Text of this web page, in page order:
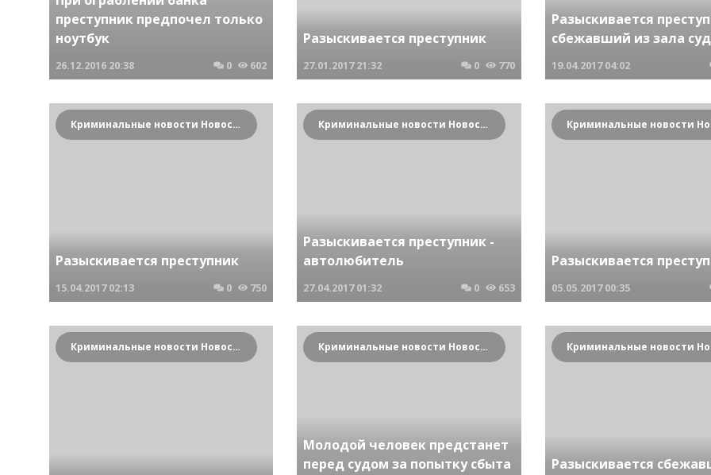
преступник предпочел только
ноутбук
26.12.2016 20:38 0 602
Разыскивается преступник
27.01.201721:32 0 770
Разыскивается
сбежавший из зала
19.04.2017 04:02
Криминальные новости Новосибирска и Сибирского региона
Разыскивается преступник
15.04.2017 02:13 0 750
Криминальные новости Новосибирска и Сибирского региона
Разыскивается преступник -
автолюбитель
27.04.201701:32 0 653
Разыскивается
05.05.2017 00:35
Криминальные новости Новосибирска и Сибирского региона Криминальные новости Новосибирска и Сибирского региона
Молодой человек предстанет
перед судом за попытку сбыта
Разыскивается